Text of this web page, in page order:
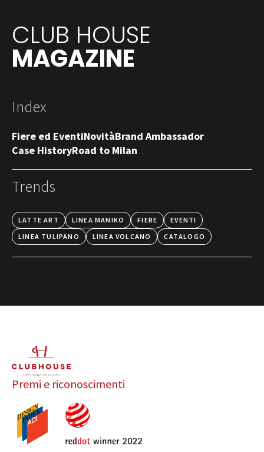
CLUB HOUSE
MAGAZINE
Index
Fiere ed EventiNovitàBrand Ambassador
Case HistoryRoad to Milan
Trends
LATTE ART LINEA MANIKO FIERE
EVENTI
LINEA TULIPANO
LINEA VOLCANO CATALOGO
Premi e riconoscimenti